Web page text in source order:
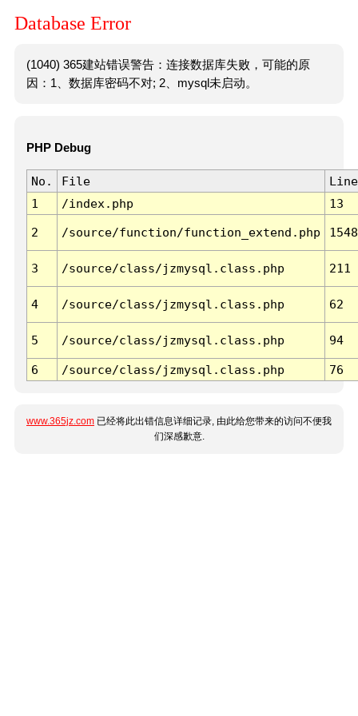
Database Error
(1040) 365建站错误警告：连接数据库失败，可能的原
因：1、数据库密码不对; 2、mysql未启动。
PHP Debug
No. File
Line
1
/index.php 13
2 /source/function/function_extend.php 1548
3 /source/class/jzmysql.class.php 211
4 /source/class/jzmysql.class.php 62
5 /source/class/jzmysql.class.php 94
6 /source/class/jzmysql.class.php 76
www.365jz.com 已经将此出错信息详细记录, 由此给您带来的访问不便我
们深感歉意.